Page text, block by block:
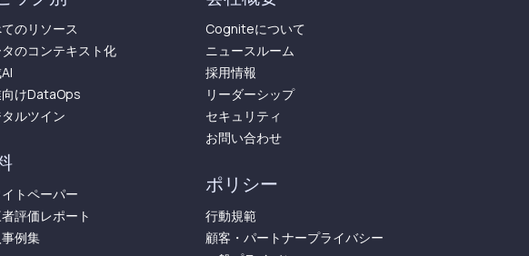
のリソース
のコンテキスト化
けDataOps
ルツイン
トペーパー
評価レポート
例集
Cogniteについて
ニュースルーム
採用情報
リーダーシップ
セキュリティ
お問い合わせ
ポリシー
行動規範
顧客・パートナープライバシー